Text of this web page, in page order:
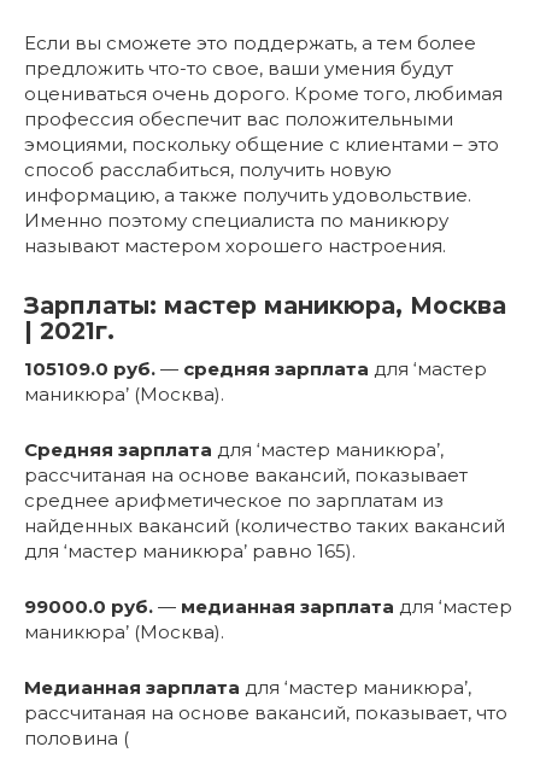
Если вы сможете это поддержать, а тем более
предложить что-то свое, ваши умения будут
оцениваться очень дорого. Кроме того, любимая
профессия обеспечит вас положительными
эмоциями, поскольку общение с клиентами – это
способ расслабиться, получить новую
информацию, а также получить удовольствие.
Именно поэтому специалиста по маникюру
называют мастером хорошего настроения.
Зарплаты: мастер маникюра, Москва
| 2021г.
105109.0 руб. — средняя зарплата для ‘мастер
маникюра’ (Москва).
Средняя зарплата для ‘мастер маникюра’,
рассчитаная на основе вакансий, показывает
среднее арифметическое по зарплатам из
найденных вакансий (количество таких вакансий
для ‘мастер маникюра’ равно 165).
99000.0 руб. — медианная зарплата для ‘мастер
маникюра’ (Москва).
Медианная зарплата для ‘мастер маникюра’,
рассчитаная на основе вакансий, показывает, что
половина (